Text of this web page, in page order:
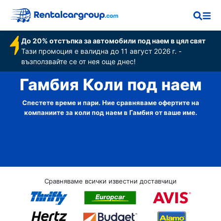
До 20% отстъпка за автомобили под наем в цял свят
Тази промоция е валидна до 11 август 2026 г. -
възползвайте се от нея още днес!
Гамбия Коли под наем
Спестете време и пари. Ние сравняваме офертите на
компаниите за коли под наем в Гамбия от ваше име.
Сравняваме всички известни доставчици